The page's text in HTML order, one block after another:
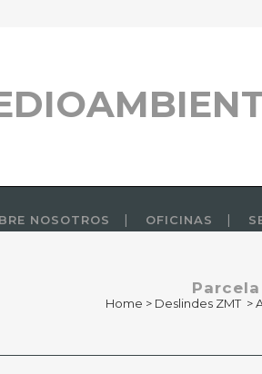
NOSOTROS OFICINAS
Home > Deslindes ZMT >